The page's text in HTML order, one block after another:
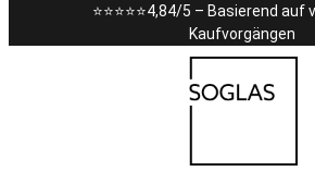
Zum Hauptinhalt springen
⭐⭐⭐⭐⭐4,84/5 – Basierend
Kaufvorgängen